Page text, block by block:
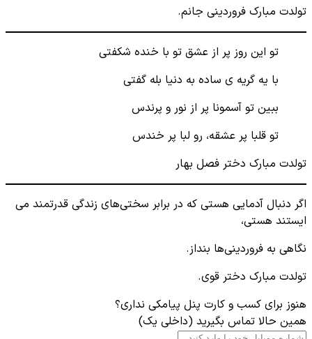
تولدت مبارک فروردینی جانم.
تو این روز پر از عشق تو با خنده شکفتی
با یه گریه ی ساده به دنیا بله گفتی
ببین تو آسمونا پر از نور و پرندس
تو قلبا پر عشقه، رو لبا پر خندس
تولدت مبارک دختر فصل بهار
اگر دنبال آدمایی هستی که در برابر سختی‌های زندگی قدرتمند می
ایستند هستی،
نگاهی به فروردینی‌ها بنداز.
تولدت مبارک دختر قوی.
هنوز برای کسب و کارت پنل پیامکی نداری؟
همین حالا تماس بگیرید (داخلی یک)